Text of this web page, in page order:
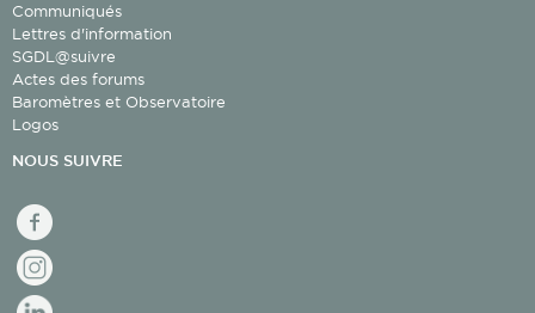
Communiqués
Lettres d'information
SGDL@suivre
Actes des forums
Baromètres et Observatoire
Logos
NOUS SUIVRE
facebook
Instagram
linkedin